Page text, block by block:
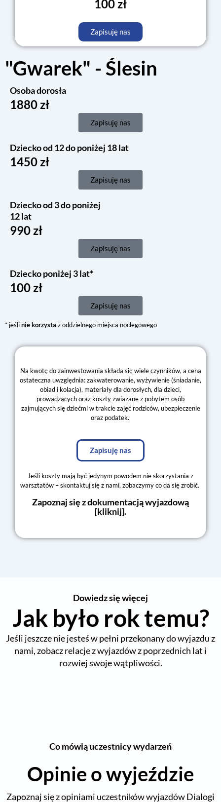
100 zł
Zapisuję nas
"Gwarek" - Ślesin
Osoba dorosła
1880 zł
Zapisuję nas
Dziecko od 12 do poniżej 18 lat
1450 zł
Zapisuję nas
Dziecko od 3 do poniżej
12 lat
990 zł
Zapisuję nas
Dziecko poniżej 3 lat*
100 zł
Zapisuję nas
* jeślinie korzysta z oddzielnego miejsca noclegowego
Na kwotę do zainwestowania składa się wiele czynników, a cena
ostateczna uwzględnia: zakwaterowanie, wyżywienie (śniadanie,
obiad i kolacja), materiały dla dorosłych, dla dzieci,
prowadzących oraz koszty związane z pobytem osób
zajmujących się dziećmi w trakcie zajęć rodziców, ubezpieczenie
oraz podatek.
Zapisuję nas
Jeśli koszty mają być jedynym powodem nie skorzystania z
warsztatów – skontaktuj się z nami, zobaczymy co da się zrobić.
Zapoznaj się z dokumentacją wyjazdową
[kliknij].
Dowiedz się więcej
Jak było rok temu?
Jeśli jeszcze nie jesteś w pełni przekonany do wyjazdu z
nami, zobacz relacje z wyjazdów z poprzednich lat i
rozwiej swoje wątpliwości.
Co mówią uczestnicy wydarzeń
Opinie o wyjeździe
Zapoznaj się z opiniami uczestników wyjazdów Dialogi